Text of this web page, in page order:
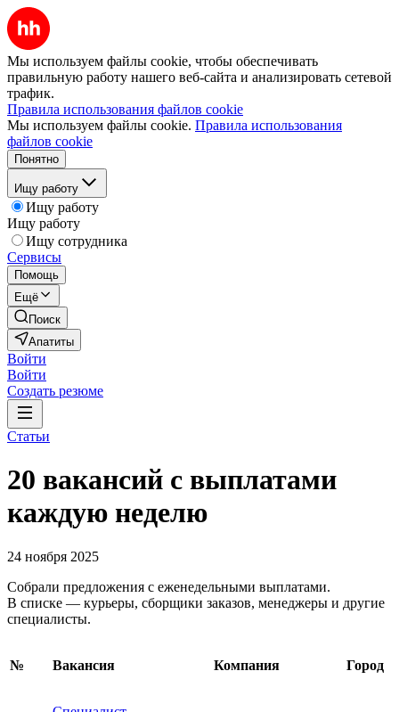
Мы используем файлы cookie, чтобы обеспечивать
правильную работу нашего веб-сайта и анализировать сетевой
трафик.
Правила использования файлов cookie
Мы используем файлы cookie. Правила использования
файлов cookie
Понятно
Ищу работу
Ищу работу
Ищу работу
Ищу сотрудника
Сервисы
Помощь
Ещё
Поиск
Апатиты
Войти
Войти
Создать резюме
Статьи
20 вакансий с выплатами
каждую неделю
24 ноября 2025
Собрали предложения с еженедельными выплатами.
В списке — курьеры, сборщики заказов, менеджеры и другие
специалисты.
№ Вакансия Компания Город